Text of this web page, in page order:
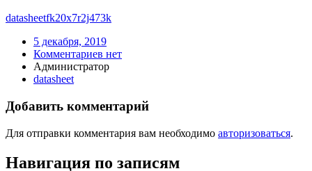
datasheetfk20x7r2j473k
5 декабря, 2019
Комментариев нет
Администратор
datasheet
Добавить комментарий
Для отправки комментария вам необходимо авторизоваться.
Навигация по записям